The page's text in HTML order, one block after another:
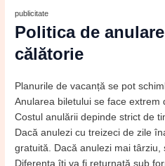
publicitate
Politica de
călătorie
Planurile de vacanță se pot
Anularea biletului se face extrem
Costul anulării depinde strict de
Dacă anulezi cu treizeci de zile
gratuită. Dacă anulezi mai târziu,
Diferența îți va fi returnată sub